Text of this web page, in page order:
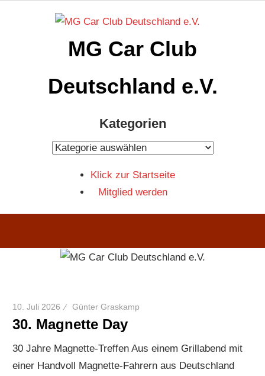
MG Car Club
Deutschland e.V.
Kategorien
Kategorien
Klick zur Startseite
Mitglied werden
10. Juli 2026 Günter Graskamp
30. Magnette Day
30 Jahre Magnette-Treffen Aus einem Grillabend mit
einer Handvoll Magnette-Fahrern aus Deutschland